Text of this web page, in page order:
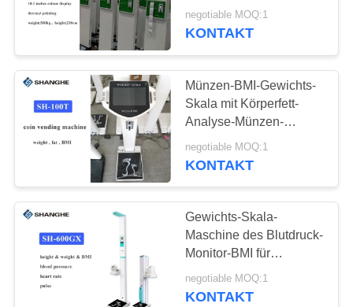
Genauigkeits-Höhen-
Gewicht Bmi-
negotiable MOQ:1
KONTAKT
Münzen-BMI-Gewichts-
Skala mit Körperfett-
Analyse-Münzen-
Automaten
negotiable MOQ:1
KONTAKT
Gewichts-Skala-
Maschine des Blutdruck-
Monitor-BMI für
Gesundheits-Check-
Kiosk
negotiable MOQ:1
KONTAKT